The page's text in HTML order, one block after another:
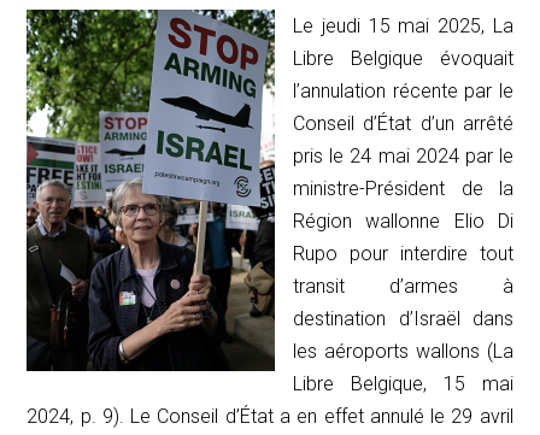
Le jeudi 15 mai 2025, La
Libre Belgique évoquait
l’annulation récente par le
Conseil d’État d’un arrêté
pris le 24 mai 2024 par le
ministre-Président de la
Région wallonne Elio Di
Rupo pour interdire tout
transit d’armes à
destination d’Israël dans
les aéroports wallons (La
Libre Belgique, 15 mai
2024, p. 9). Le Conseil d’État a en effet annulé le 29 avril